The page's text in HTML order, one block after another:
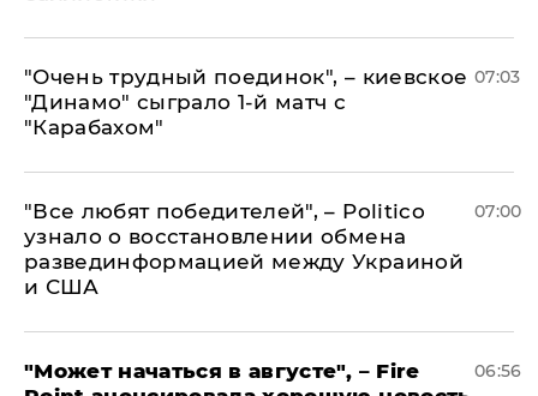
"Очень трудный поединок", – киевское
"Динамо" сыграло 1-й матч с
"Карабахом"
07:03
​"Все любят победителей", – Politico
узнало о восстановлении обмена
развединформацией между Украиной
и США
07:00
"Может начаться в августе", – Fire
06:56